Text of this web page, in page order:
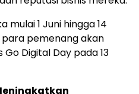
1 Juni hingga 14
para pemenang akan
Go Digital Day pada 13